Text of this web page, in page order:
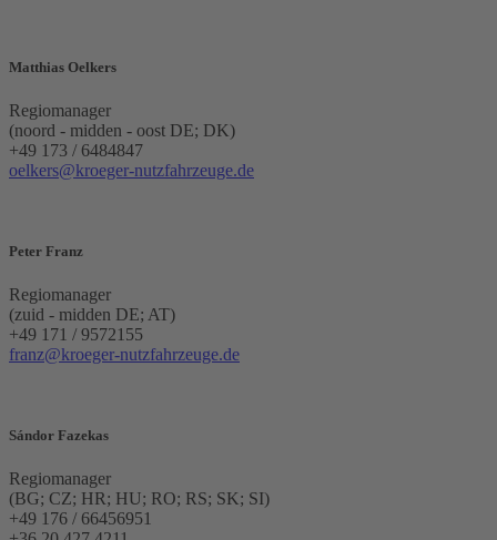
Matthias Oelkers
Regiomanager
(noord - midden - oost DE; DK)
+49 173 / 6484847
oelkers@kroeger-nutzfahrzeuge.de
Peter Franz
Regiomanager
(zuid - midden DE; AT)
+49 171 / 9572155
franz@kroeger-nutzfahrzeuge.de
Sándor Fazekas
Regiomanager
(BG; CZ; HR; HU; RO; RS; SK; SI)
+49 176 / 66456951